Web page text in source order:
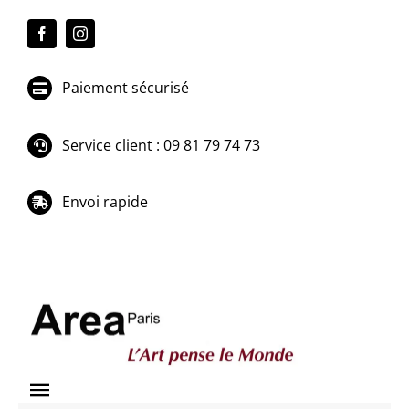
Paiement sécurisé
Service client : 09 81 79 74 73
Envoi rapide